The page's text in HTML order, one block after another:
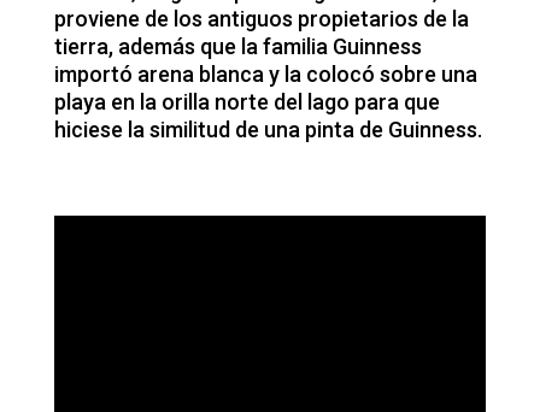
proviene de los antiguos propietarios de la
tierra, además que la familia Guinness
importó arena blanca y la colocó sobre una
playa en la orilla norte del lago para que
hiciese la similitud de una pinta de Guinness.